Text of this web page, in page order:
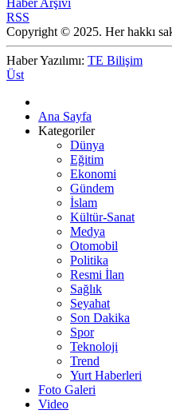
RSS
Copyright © 2025. Her hakkı
Haber Yazılımı: TE Bilişim
Üst
Ana Sayfa
Kategoriler
Dünya
Eğitim
Ekonomi
Gündem
İslam
Kültür-Sanat
Medya
Otomobil
Politika
Resmi İlan
Sağlık
Seyahat
Son Dakika
Spor
Teknoloji
Trend
Yurt Haberleri
Foto Galeri
Video